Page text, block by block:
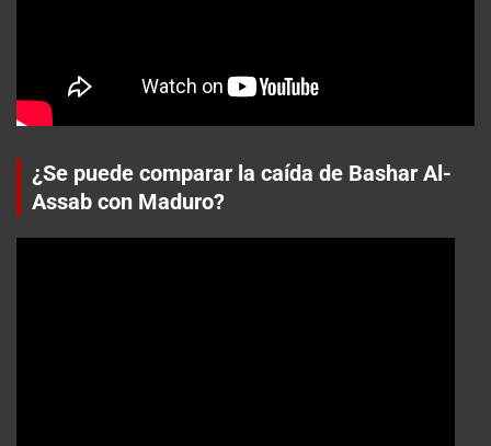
¿Se puede comparar la caída de Bashar Al-
Assab con Maduro?